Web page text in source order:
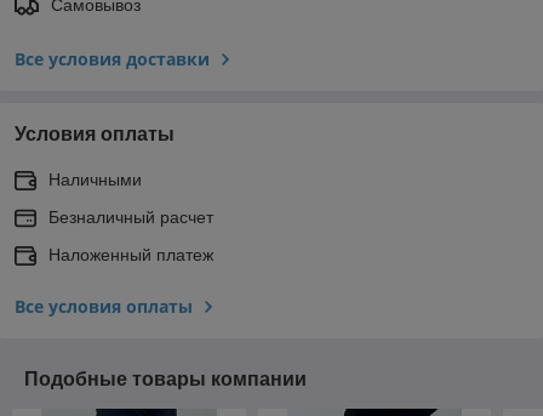
Самовывоз
Все условия доставки
Условия оплаты
Наличными
Безналичный расчет
Наложенный платеж
Все условия оплаты
Подобные товары компании